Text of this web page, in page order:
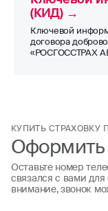
может
суммы или в
страхования
подразумевают
моменту угона
GAP, то есть за
получите те же
(КИД) →
Ключевой
договора
«РОСГОССТРАХ
Оформить
Оставьте номер
связался с вами
внимание, звонок
КУПИТЬ СТРАХОВКУ